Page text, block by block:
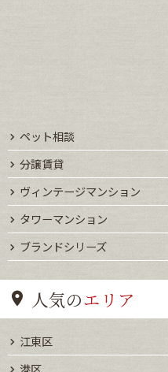
ペット相談
分譲賃貸
ヴィンテージマンション
タワーマンション
ブランドシリーズ
人気のエリア
江東区
港区